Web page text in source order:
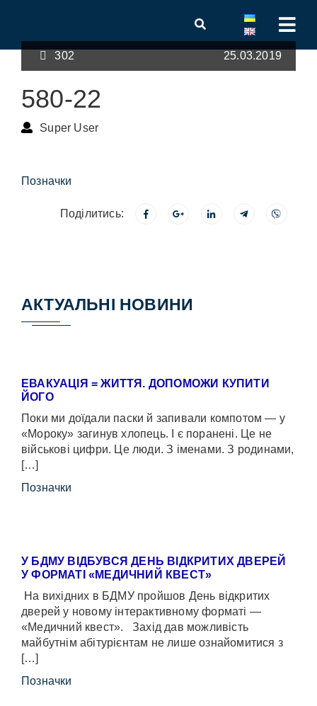
302 25.03.2019
580-22
Super User
Позначки
Поділитись:
АКТУАЛЬНІ НОВИНИ
ЕВАКУАЦІЯ = ЖИТТЯ. ДОПОМОЖИ КУПИТИ
ЙОГО
Поки ми доїдали паски й запивали компотом — у
«Мороку» загинув хлопець. І є поранені. Це не
військові цифри. Це люди. З іменами. З родинами,
[…]
Позначки
У БДМУ ВІДБУВСЯ ДЕНЬ ВІДКРИТИХ ДВЕРЕЙ
У ФОРМАТІ «МЕДИЧНИЙ КВЕСТ»
На вихідних в БДМУ пройшов День відкритих
дверей у новому інтерактивному форматі —
«Медичний квест». Захід дав можливість
майбутнім абітурієнтам не лише ознайомитися з
[…]
Позначки